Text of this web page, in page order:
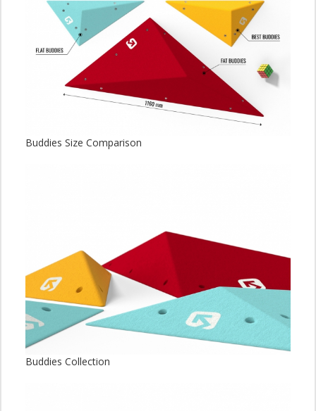
Buddies Size Comparison
Buddies Collection